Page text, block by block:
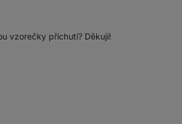
vzorečky příchutí? Děkuji!